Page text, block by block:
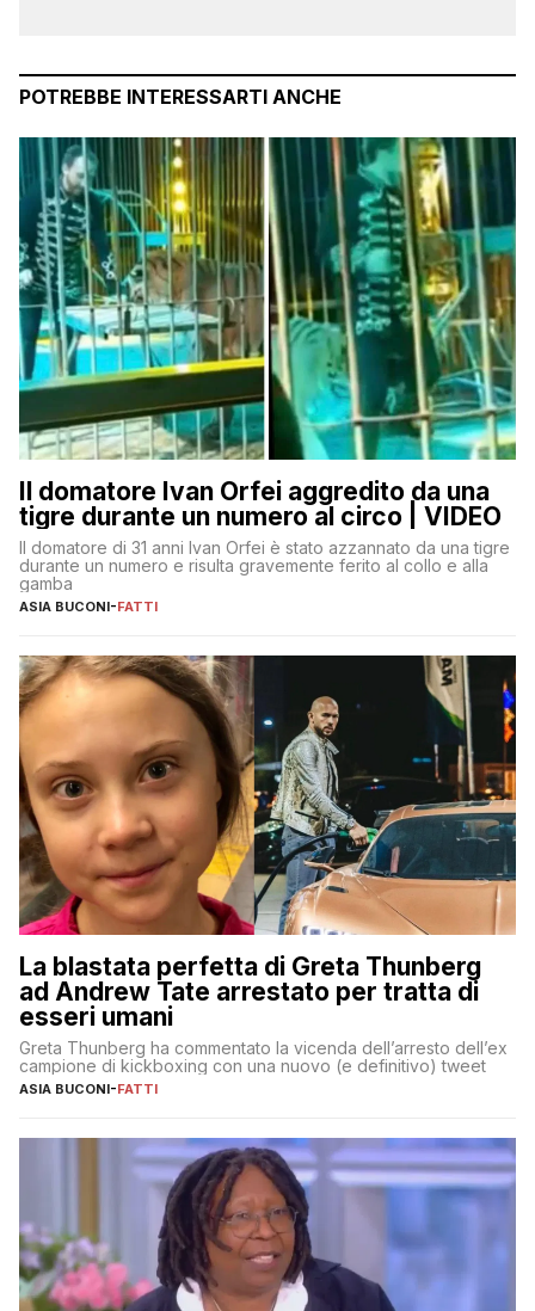
POTREBBE INTERESSARTI ANCHE
Il domatore Ivan Orfei aggredito da una
tigre durante un numero al circo | VIDEO
Il domatore di 31 anni Ivan Orfei è stato azzannato da una tigre
durante un numero e risulta gravemente ferito al collo e alla
gamba
ASIA BUCONI-FATTI
La blastata perfetta di Greta Thunberg
ad Andrew Tate arrestato per tratta di
esseri umani
Greta Thunberg ha commentato la vicenda dell’arresto dell’ex
campione di kickboxing con una nuovo (e definitivo) tweet
ASIA BUCONI-FATTI